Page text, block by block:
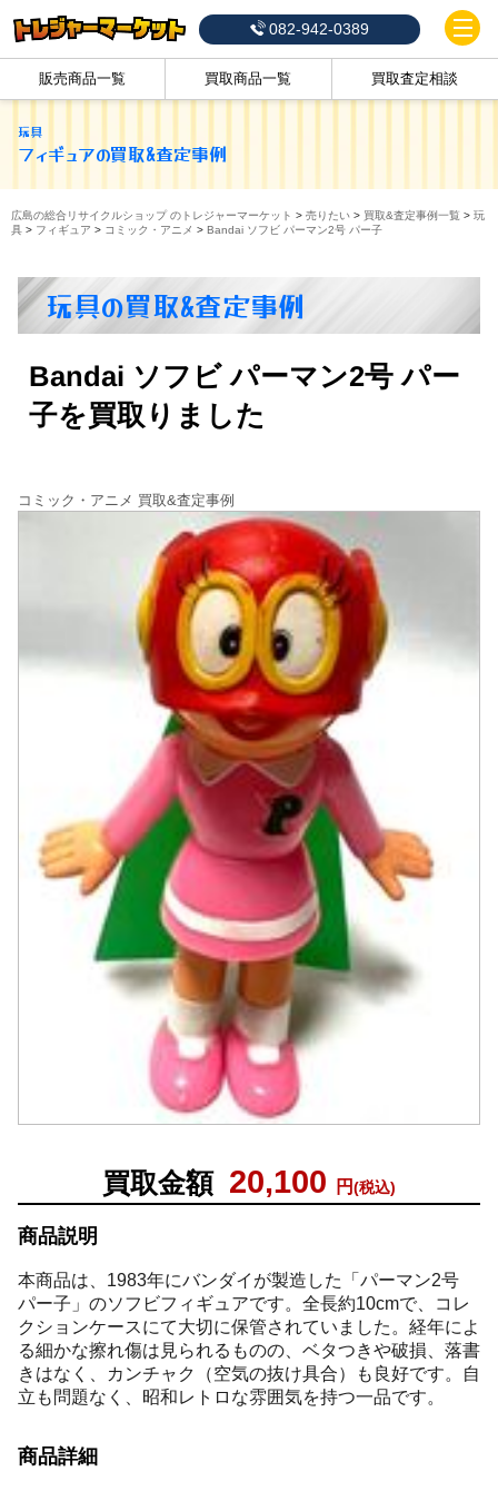
082-942-0389
販売商品一覧 買取商品一覧 買取査定相談
玩具
フィギュアの買取&査定事例
広島の総合リサイクルショップ のトレジャーマーケット > 売りたい> 買取&査定事例一覧 > 玩
具> フィギュア > コミック・アニメ > Bandai ソフビ パーマン2号 パー子
玩具の買取&査定事例
Bandai ソフビ パーマン2号 パー
子を買取りました
買取金額 20,100 円(税込)
商品説明
本商品は、1983年にバンダイが製造した「パーマン2号
パー子」のソフビフィギュアです。全長約10cmで、コレ
クションケースにて大切に保管されていました。経年によ
る細かな擦れ傷は見られるものの、ベタつきや破損、落書
きはなく、カンチャク（空気の抜け具合）も良好です。自
立も問題なく、昭和レトロな雰囲気を持つ一品です。
商品詳細
コミック・アニメ 買取&査定事例